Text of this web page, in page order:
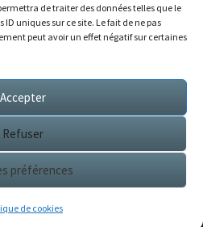
de traiter des données telles que le
uniques sur ce site. Le fait de ne pas
peut avoir un effet négatif sur certaines
Accepter
Refuser
préférences
de cookies